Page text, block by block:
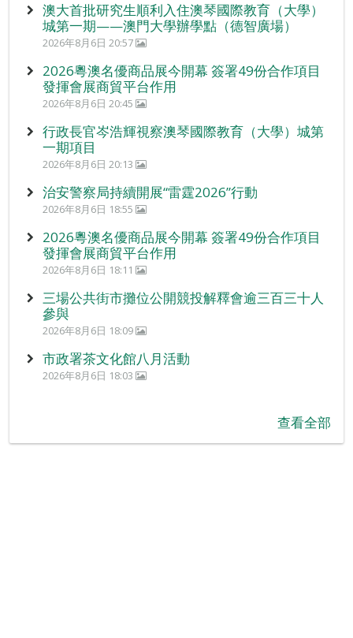
澳大首批研究生順利入住澳琴國際教育（大學）
城第一期——澳門大學辦學點（德智廣場）
2026年8月6日 20:57
2026粵澳名優商品展今開幕 簽署49份合作項目
發揮會展商貿平台作用
2026年8月6日 20:45
行政長官岑浩輝視察澳琴國際教育（大學）城第
一期項目
2026年8月6日 20:13
治安警察局持續開展“雷霆2026”行動
2026年8月6日 18:55
2026粵澳名優商品展今開幕 簽署49份合作項目
發揮會展商貿平台作用
2026年8月6日 18:11
三場公共街市攤位公開競投解釋會逾三百三十人
參與
2026年8月6日 18:09
市政署茶文化館八月活動
2026年8月6日 18:03
查看全部